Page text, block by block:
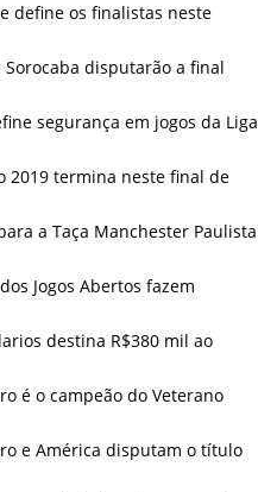
define os finalistas neste
Sorocaba disputarão a final
segurança em jogos da Liga
2019 termina neste final de
a Taça Manchester Paulista
Jogos Abertos fazem
destina R$380 mil ao
é o campeão do Veterano
e América disputam o título